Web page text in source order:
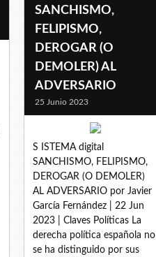
SANCHISMO,
FELIPISMO,
DEROGAR (O
DEMOLER) AL
ADVERSARIO
25 Junio 2023
S ISTEMA digital
SANCHISMO, FELIPISMO,
DEROGAR (O DEMOLER)
AL ADVERSARIO por Javier
García Fernández | 22 Jun
2023 | Claves Políticas La
derecha política española no
se ha distinguido por sus